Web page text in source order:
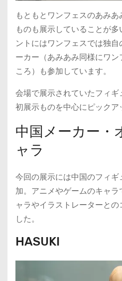
もともとワンフェスのあみ
ものも展示していることが
ントにはワンフェスでは独
ーカー（あみあみ同様にワ
ころ）も参加しています。
会場で展示されていたフィギ
初展示ものを中心にピックア
中国メーカー・
ャラ
今回の展示には中国のフィ
加。アニメやゲームのキャ
ャラやイラストレーターと
した。
HASUKI